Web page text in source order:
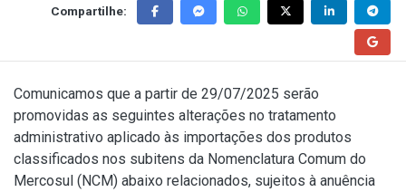
Compartilhe:
Comunicamos que a partir de 29/07/2025 serão
promovidas as seguintes alterações no tratamento
administrativo aplicado às importações dos produtos
classificados nos subitens da Nomenclatura Comum do
Mercosul (NCM) abaixo relacionados, sujeitos à anuência